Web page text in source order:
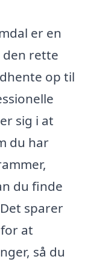
er en
den rette
op til
sig i at
du har
du finde
sparer
at
så du